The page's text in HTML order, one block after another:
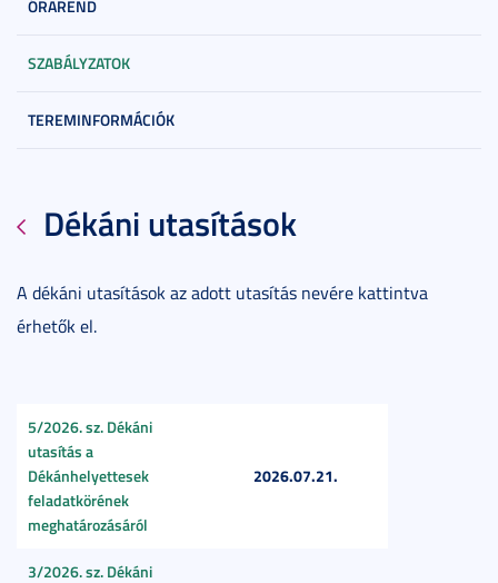
ÓRAREND
SZABÁLYZATOK
TEREMINFORMÁCIÓK
Dékáni utasítások
A dékáni utasítások az adott utasítás nevére kattintva
érhetők el.
5/2026. sz. Dékáni
utasítás a
Dékánhelyettesek
feladatkörének
meghatározásáról
2026.07.21.
3/2026. sz. Dékáni